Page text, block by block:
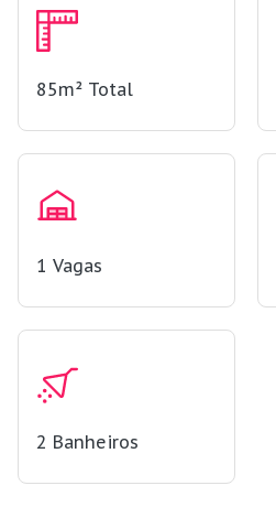
85m² Total
1 Vagas
2 Banheiros